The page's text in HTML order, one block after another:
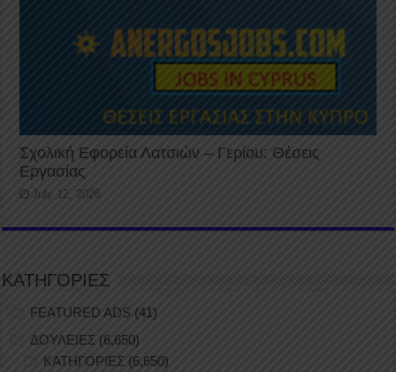
Σχολική Εφορεία Λατσιών – Γερίου: Θέσεις
Εργασίας
July 12, 2026
ΚΑΤΗΓΟΡΙΕΣ
FEATURED ADS (41)
ΔΟΥΛΕΙΕΣ (6,650)
ΚΑΤΗΓΟΡΙΕΣ (6,650)